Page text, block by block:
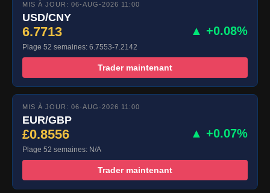
MIS À JOUR: 06-AUG-2026 11:00
USD/CNY
6.7713 ▲ +0.08%
Plage 52 semaines: 6.7553-7.2142
Trader maintenant
MIS À JOUR: 06-AUG-2026 11:00
EUR/GBP
£0.8556 ▲ +0.07%
Plage 52 semaines: N/A
Trader maintenant